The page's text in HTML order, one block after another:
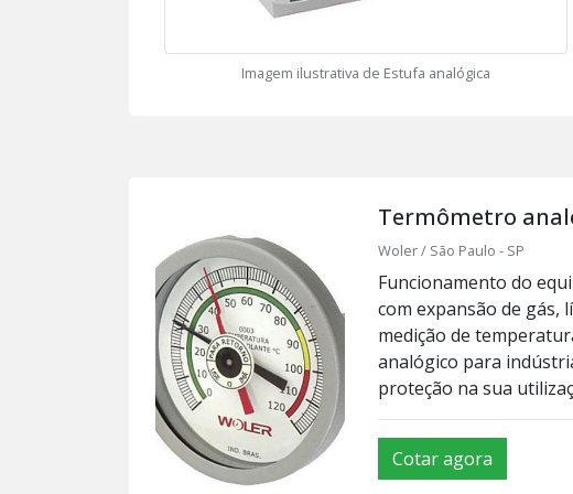
Imagem ilustrativa de Estufa analógica
Termômetro
Woler / São Paulo - SP
Funcionamento do
com expansão de gás,
medição de
analógico para
proteção na sua
Cotar agora